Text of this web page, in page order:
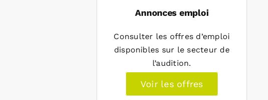
Annonces emploi
Consulter les offres d’emploi
disponibles sur le secteur de
l’audition.
Voir les offres